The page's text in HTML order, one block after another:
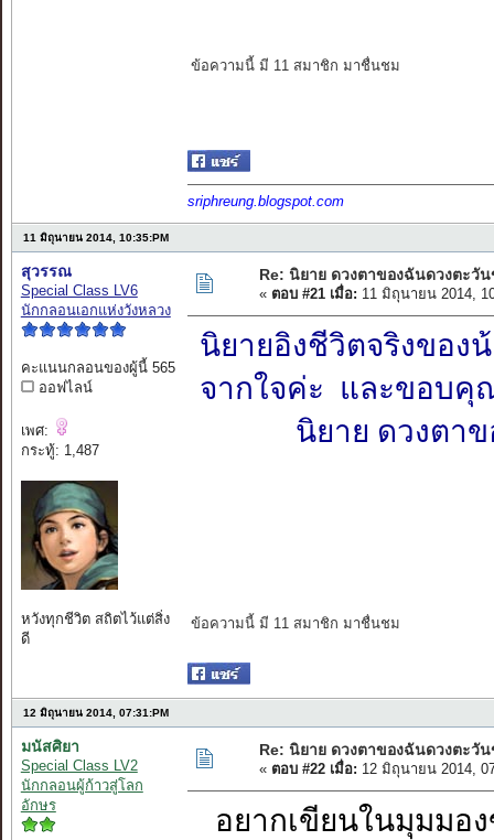
ข้อความนี้ มี 11 สมาชิก มาชื่นชม
sriphreung.blogspot.com
11 มิถุนายน 2014, 10:35:PM
สุวรรณ
Special Class LV6
นักกลอนเอกแห่งวังหลวง
คะแนนกลอนของผู้นี้ 565
ออฟไลน์
เพศ:
กระทู้: 1,487
หวังทุกชีวิต สถิตไว้แต่สิ่ง
ดี
Re: นิยาย ดวงตาของฉันดวงตะวัน
« ตอบ #21 เมื่อ: 11 มิถุนายน 2014,
นิยายอิงชีวิตจริงของ
จากใจค่ะ และขอบคุ
นิยาย ดวงตา
ข้อความนี้ มี 11 สมาชิก มาชื่นชม
12 มิถุนายน 2014, 07:31:PM
มนัสศิยา
Special Class LV2
นักกลอนผู้ก้าวสู่โลก
อักษร
Re: นิยาย ดวงตาของฉันดวงตะวัน
« ตอบ #22 เมื่อ: 12 มิถุนายน 2014,
อยากเขียนในมุมมอ